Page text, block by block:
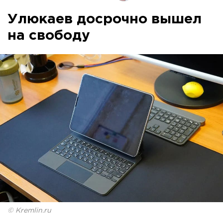
Улюкаев досрочно вышел
на свободу
© Kremlin.ru